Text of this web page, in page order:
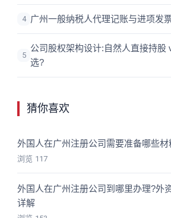
4 广州一般纳税人代理记账与进项发
5
公司股权架构设计:自然人直接持股
选?
猜你喜欢
外国人在广州注册公司需要准备哪些
浏览 117
外国人在广州注册公司到哪里办理?外
详解